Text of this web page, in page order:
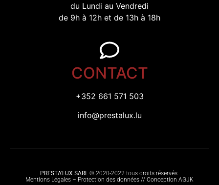
du Lundi au Vendredi
de 9h à 12h et de 13h à 18h
CONTACT
+352 661 571 503
info@prestalux.lu
PRESTA'LUX SARL© 2020-2022 tous droits réservés.
Mentions Légales – Protection des données // Conception AGJK